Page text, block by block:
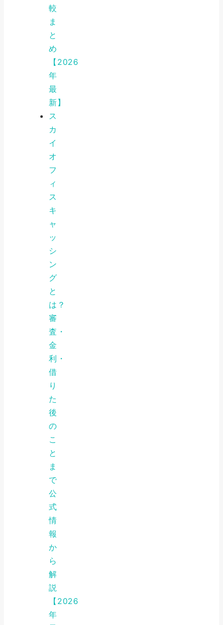
較
ま
と
め
【2026
年
最
新】
ス
カ
イ
オ
フ
ィ
ス
キ
ャ
ッ
シ
ン
グ
と
は？
審
査・
金
利・
借
り
た
後
の
こ
と
ま
で
公
式
情
報
か
ら
解
説
【2026
年